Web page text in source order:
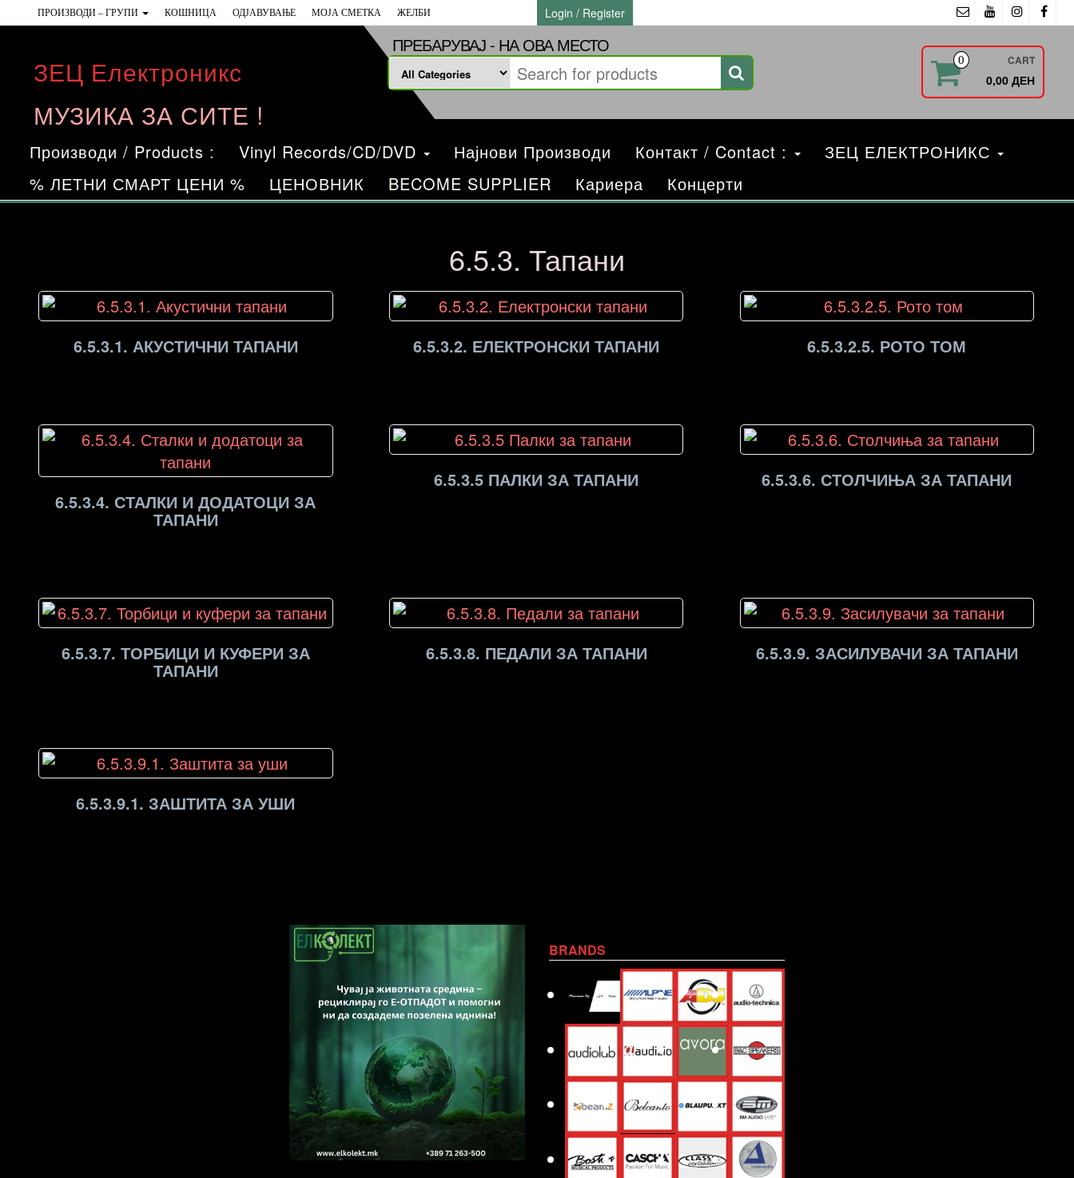
to
content
ПРОИЗВОДИ – ГРУПИ КОШНИЦА ОДЈАВУВАЊЕ МОЈА СМЕТКА ЖЕЛБИ Login / Register
ЗЕЦ Електроникс
МУЗИКА ЗА СИТЕ !
ПРЕБАРУВАЈ - НА ОВА МЕСТО
0 CART
0,00 ДЕН
Производи / Products : Vinyl Records/CD/DVD Најнови Производи Контакт / Contact :
ЗЕЦ ЕЛЕКТРОНИКС
% ЛЕТНИ СМАРТ ЦЕНИ %
ЦЕНОВНИК BECOME SUPPLIER Кариера Концерти
6.5.3. Тапани
6.5.3.1. АКУСТИЧНИ ТАПАНИ 6.5.3.2. ЕЛЕКТРОНСКИ ТАПАНИ 6.5.3.2.5. РОТО ТОМ
6.5.3.4. СТАЛКИ И ДОДАТОЦИ ЗА
ТАПАНИ
6.5.3.5 ПАЛКИ ЗА ТАПАНИ 6.5.3.6. СТОЛЧИЊА ЗА ТАПАНИ
6.5.3.7. ТОРБИЦИ И КУФЕРИ ЗА
ТАПАНИ
6.5.3.8. ПЕДАЛИ ЗА ТАПАНИ 6.5.3.9. ЗАСИЛУВАЧИ ЗА ТАПАНИ
6.5.3.9.1. ЗАШТИТА ЗА УШИ
BRANDS